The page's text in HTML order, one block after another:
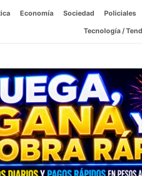
Economía Sociedad Policiales
Tecnología /